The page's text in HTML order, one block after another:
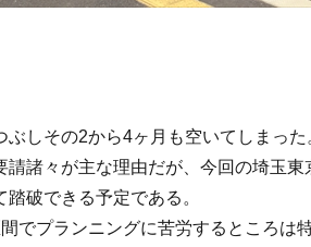
ぶしその2から4ヶ月も空いてしまっ
請諸々が主な理由だが、今回の埼玉東
破できる予定である。
でプランニングに苦労するところは